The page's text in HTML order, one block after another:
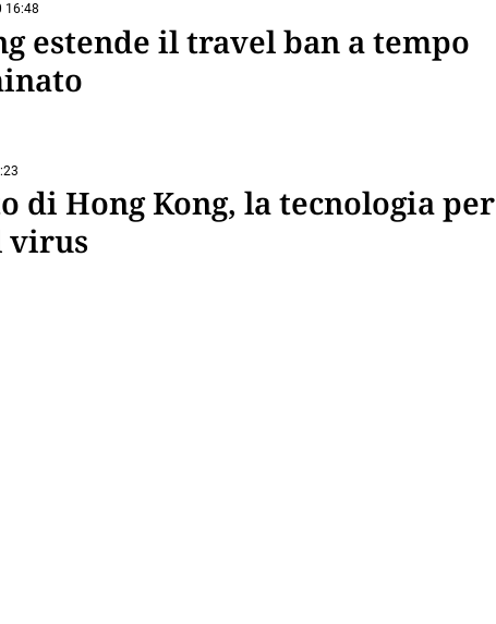
16:48
estende il travel ban a tempo
di Hong Kong, la tecnologia per
virus